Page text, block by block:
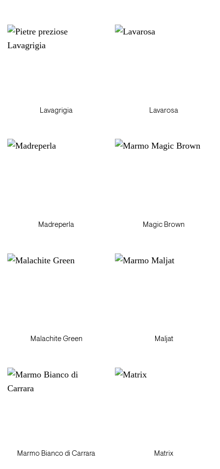
Lavagrigia Lavarosa
Madreperla Magic Brown
Malachite Green Maljat
Marmo Bianco di Carrara Matrix